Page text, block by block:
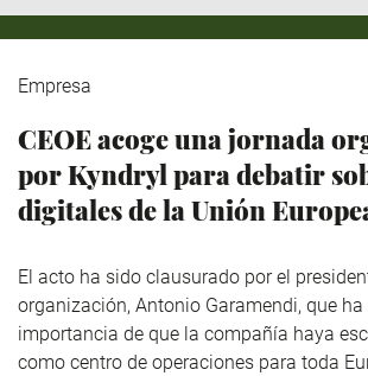
Empresa
CEOE acoge una jornada
por Kyndryl para debatir
digitales de la Unión
El acto ha sido clausurado por el
organización, Antonio Garamendi, que
importancia de que la compañía haya
como centro de operaciones para toda